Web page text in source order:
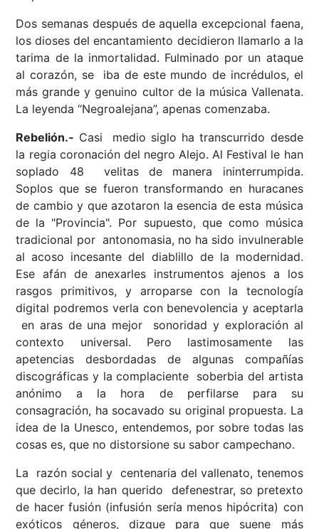
Dos semanas después de aquella excepcional faena,
los dioses del encantamiento decidieron llamarlo a la
tarima de la inmortalidad. Fulminado por un ataque
al corazón, se iba de este mundo de incrédulos, el
más grande y genuino cultor de la música Vallenata.
La leyenda “Negroalejana”, apenas comenzaba.
Rebelión.- Casi medio siglo ha transcurrido desde
la regia coronación del negro Alejo. Al Festival le han
soplado 48 velitas de manera ininterrumpida.
Soplos que se fueron transformando en huracanes
de cambio y que azotaron la esencia de esta música
de la "Provincia". Por supuesto, que como música
tradicional por antonomasia, no ha sido invulnerable
al acoso incesante del diablillo de la modernidad.
Ese afán de anexarles instrumentos ajenos a los
rasgos primitivos, y arroparse con la tecnología
digital podremos verla con benevolencia y aceptarla
en aras de una mejor sonoridad y exploración al
contexto universal. Pero lastimosamente las
apetencias desbordadas de algunas compañías
discográficas y la complaciente soberbia del artista
anónimo a la hora de perfilarse para su
consagración, ha socavado su original propuesta. La
idea de la Unesco, entendemos, por sobre todas las
cosas es, que no distorsione su sabor campechano.
La razón social y centenaria del vallenato, tenemos
que decirlo, la han querido defenestrar, so pretexto
de hacer fusión (infusión sería menos hipócrita) con
exóticos géneros, dizque para que suene más